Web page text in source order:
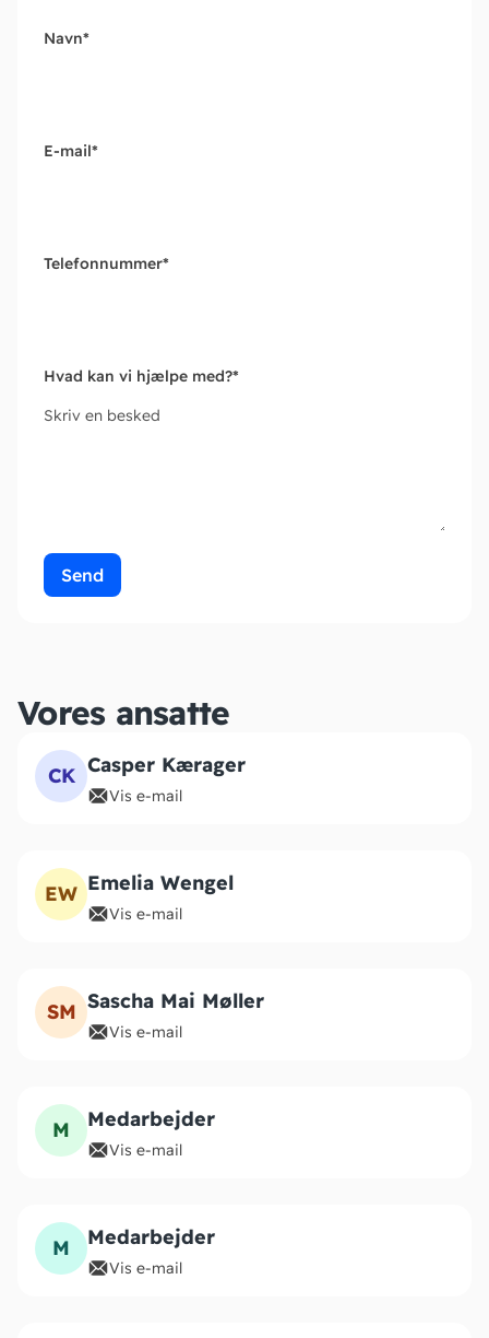
Navn*
E-mail*
Telefonnummer*
Hvad kan vi hjælpe med?*
Skriv en besked
Send
Vores ansatte
CK Casper Kærager
Vis e-mail
EW Emelia Wengel
Vis e-mail
SM Sascha Mai Møller
Vis e-mail
M Medarbejder
Vis e-mail
M Medarbejder
Vis e-mail